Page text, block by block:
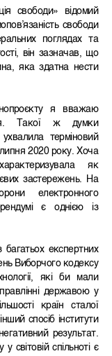
свободи» відомий
свободи
поглядах та
він зазначав, що
яка здатна нести
я вважаю
Такої ж думки
терміновий
2020 року. Хоча
як
застережень. На
електронного
є однією із
експертних
Виборчого кодексу
які би мали
державою у
країн сталої
спосіб інститути
результат.
світовій спільноті є